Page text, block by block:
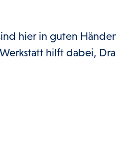
hier in guten
hilft dabei,